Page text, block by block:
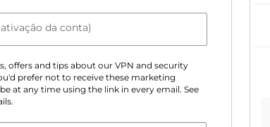
da conta)
offers and tips about our VPN and security
prefer not to receive these marketing
at any time using the link in every email. See